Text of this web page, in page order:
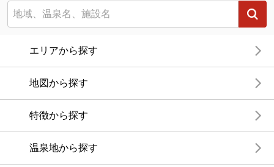
エリアから探す
地図から探す
特徴から探す
温泉地から探す